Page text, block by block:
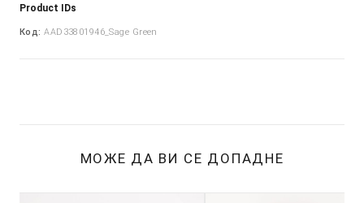
Product IDs
Код: AAD33801946_Sage Green
МОЖЕ ДА ВИ СЕ ДОПАДНЕ